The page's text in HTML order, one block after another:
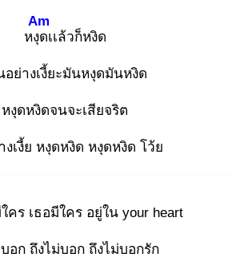
หงุด
Am
เเล้วก็หงิด
อย่างเงี้ยะมันหงุดมันหงิด
หงุดหงิดจนจะเสียจริต
งเงี้ย หงุดหงิด หงุดหงิด โว้ย
คร เธอมีใคร อยู่ใน your heart
อก ถึงไม่บอก ถึงไม่บอกรัก